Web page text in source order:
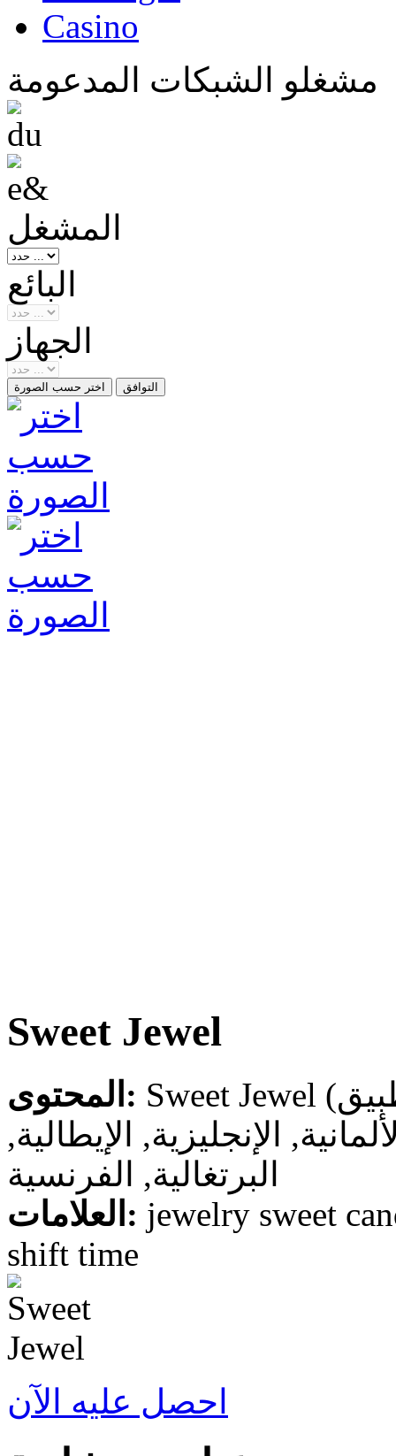
Casino
مشغلو الشبكات المدعومة
المشغل
البائع
الجهاز
Sweet Jewel
المحتوى:
الإنجليزية, الإيطالية,
البرتغالية, الفرنسية
العلامات: jewelry sweet
shift time
احصل عليه الآن